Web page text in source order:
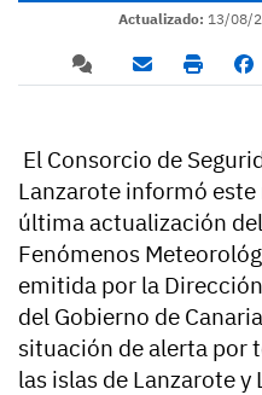
Actualizado: 13/08/
El Consorcio de
Lanzarote informó
última actualización
Fenómenos
emitida por la
del Gobierno de
situación de alerta por
las islas de Lanzarote y